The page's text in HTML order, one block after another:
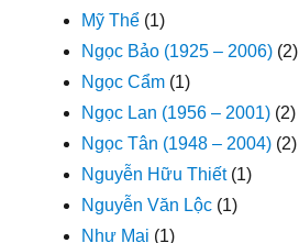
Mỹ Thể (1)
Ngọc Bảo (1925 – 2006) (2)
Ngọc Cẩm (1)
Ngọc Lan (1956 – 2001) (2)
Ngọc Tân (1948 – 2004) (2)
Nguyễn Hữu Thiết(1)
Nguyễn Văn Lộc (1)
Như Mai (1)